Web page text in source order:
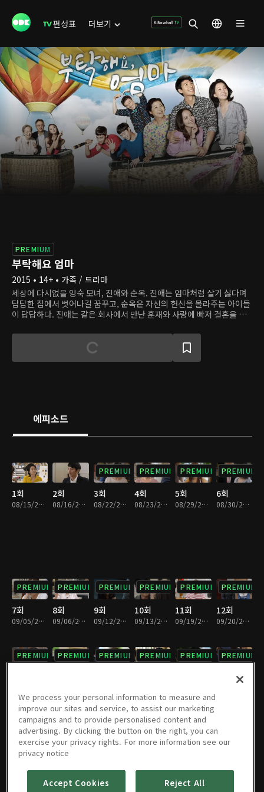
편성표 더보기
PREMIUM
부탁해요 엄마
2015 • 14+ • 가족 / 드라마
세상에 다시없을 앙숙 모녀, 진애와 순옥. 진애는 엄마처럼 살기 싫다며
답답한 집에서 벗어나길 꿈꾸고, 순옥은 자신의 헌신을 몰라주는 아이들
이 답답하다. 진애는 같은 회사에서 만난 훈재와 사랑에 빠져 결혼을 약
른 삶을 살았지만 자식을 똑같이 사랑하는 두 어머니를 보며 아내로서,
어머니로서의 자신의 미래를 그려본다.
에피소드
1회
08/15/2015 • 1시간 3분
2회
08/16/2015 • 1시간 6분
PREMIUM
3회
08/22/2015 • 1시간 4분
PREMIUM
4회
08/23/2015 • 1시간 3분
PREMIUM
5회
08/29/2015 • 1시간 3분
PREMIUM
6회
08/30/2015 • 1시간 4분
PREMIUM
7회
09/05/2015 • 1시간 3분
PREMIUM
8회
09/06/2015 • 1시간 3분
PREMIUM
9회
09/12/2015 • 1시간 3분
PREMIUM
10회
09/13/2015 • 1시간 3분
PREMIUM
11회
09/19/2015 • 1시간 4분
PREMIUM
12회
09/20/2015 • 1시간 3분
PREMIUM PREMIUM PREMIUM PREMIUM PREMIUM PREMIUM
PREMIUM
19회
10/17/2015 • 1시간 1분
PREMIUM
20회
PREMIUM
21회
PREMIUM
22회
PREMIUM
23회 24회
We process your personal information to measure and
improve our sites and service, to assist our marketing
campaigns and to provide personalised content and
advertising. By clicking the button on the right, you can
exercise your privacy rights. For more information see our
privacy notice
Accept Cookies Reject All